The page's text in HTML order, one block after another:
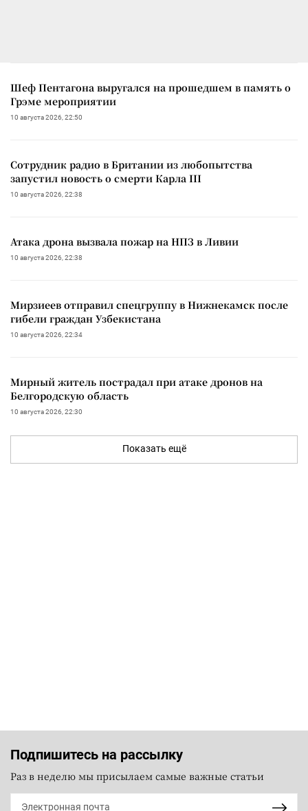
Шеф Пентагона выругался на прошедшем в память о
Грэме мероприятии
10 августа 2026, 22:50
Сотрудник радио в Британии из любопытства
запустил новость о смерти Карла III
10 августа 2026, 22:38
Атака дрона вызвала пожар на НПЗ в Ливии
10 августа 2026, 22:38
Мирзиеев отправил спецгруппу в Нижнекамск после
гибели граждан Узбекистана
10 августа 2026, 22:34
Мирный житель пострадал при атаке дронов на
Белгородскую область
10 августа 2026, 22:30
Показать ещё
Подпишитесь на рассылку
Раз в неделю мы присылаем самые важные статьи